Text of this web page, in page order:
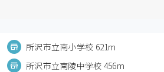
所沢市立南小学校 621m
所沢市立南陵中学校 456m